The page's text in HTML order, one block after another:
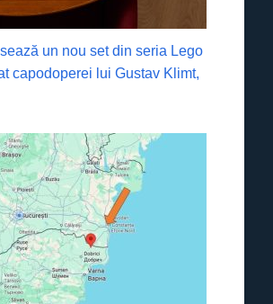
un nou set din seria Lego
capodoperei lui Gustav Klimt,